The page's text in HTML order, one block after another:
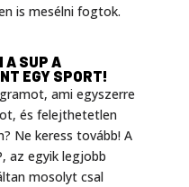
is mesélni fogtok.
A SUP A
EGY SPORT!
ami egyszerre
és felejthetetlen
Ne keress tovább! A
az egyik legjobb
mosolyt csal